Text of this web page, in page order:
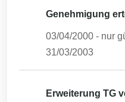
Genehmigung
03/04/2000 - nur
31/03/2003
Erweiterung TG